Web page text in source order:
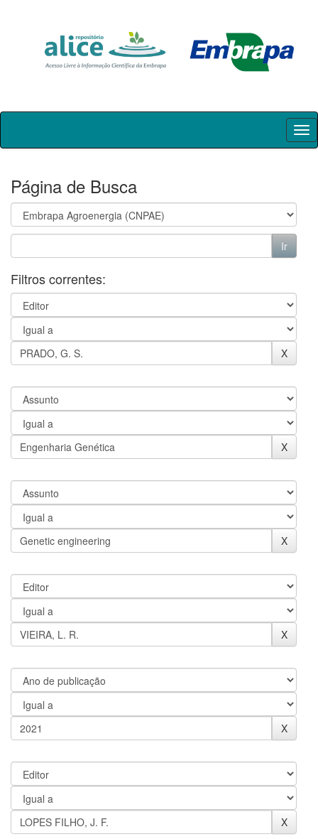
Skip
Página de Busca
Filtros correntes: